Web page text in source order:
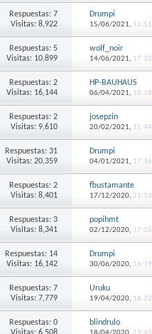
Respuestas: 7
Visitas: 8,922
Drumpi
15/06/2021, 11:51
Respuestas: 5
Visitas: 10,899
wolf_noir
14/06/2021, 17:32
Respuestas: 2
Visitas: 16,144
HP-BAUHAUS
06/04/2021, 18:28
Respuestas: 2
Visitas: 9,610
josepzin
20/02/2021, 15:44
Respuestas: 31
Visitas: 20,359
Drumpi
04/01/2021, 17:36
Respuestas: 2
Visitas: 8,401
fbustamante
17/12/2020, 21:13
Respuestas: 3
Visitas: 8,341
popihmt
02/12/2020, 17:05
Respuestas: 14
Visitas: 16,142
Drumpi
30/06/2020, 16:39
Respuestas: 7
Visitas: 7,779
Uruku
19/04/2020, 18:23
Respuestas: 0
blindrulo